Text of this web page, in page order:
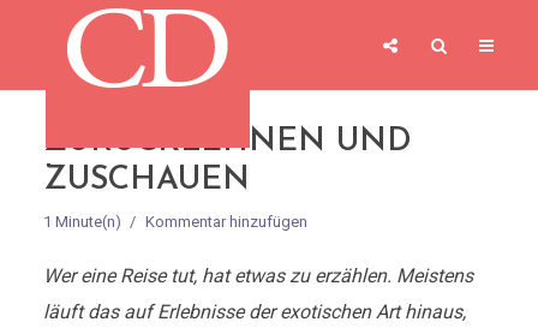
ZURÜCKLEHNEN UND
ZUSCHAUEN
1 Minute(n) Kommentar hinzufügen
Wer eine Reise tut, hat etwas zu erzählen. Meistens
läuft das auf Erlebnisse der exotischen Art hinaus,